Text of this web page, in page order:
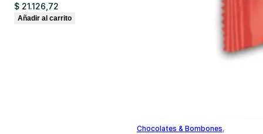
$ 21.126,72
Añadir al carrito
Chocolates & Bombones ,